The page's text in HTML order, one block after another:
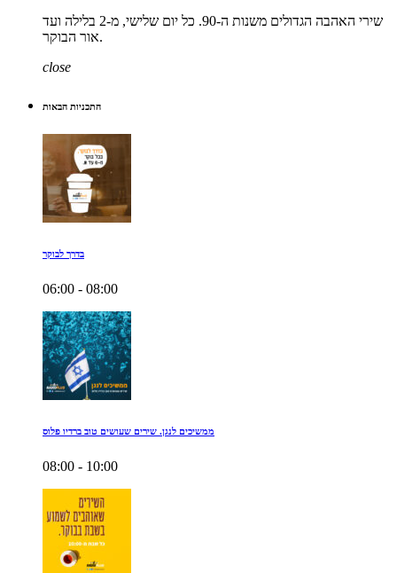
שירי האהבה הגדולים משנות ה-90. כל יום שלישי, מ-2 בלילה ועד
אור הבוקר.
close
התכניות הבאות
בדרך לבוקר
06:00 - 08:00
ממשיכים לנגן. שירים שעושים טוב ברדיו פלוס
08:00 - 10:00